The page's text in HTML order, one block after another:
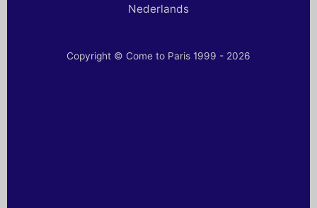
Nederlands
Copyright © Come to Paris 1999 - 2026